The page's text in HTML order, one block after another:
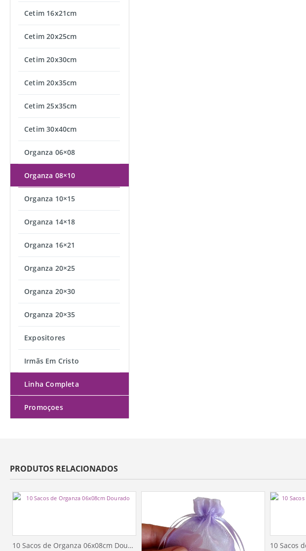
Cetim 16x21cm
Cetim 20x25cm
Cetim 20x30cm
Cetim 20x35cm
Cetim 25x35cm
Cetim 30x40cm
Organza 06×08
Organza 08×10
Organza 10×15
Organza 14×18
Organza 16×21
Organza 20×25
Organza 20×30
Organza 20×35
Expositores
Irmãs Em Cristo
Linha Completa
Promoçoes
PRODUTOS RELACIONADOS
10 Sacos de Organza 06x08cm Dourado